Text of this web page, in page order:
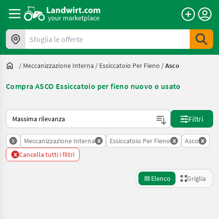
Sfoglia le offerte
/ Meccanizzazione Interna / Essiccatoio Per Fieno /Asco
Compra ASCO Essiccatoio per fieno nuovo o usato
Ecco come viene ordinato su Landwirt.com
Filtri
x Meccanizzazione Interna x Essiccatoio Per Fieno x Asco x
x Cancella tutti i filtri
Elenco Griglia